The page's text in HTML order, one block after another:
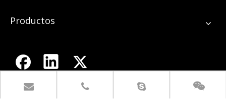
Productos
Tour por la fábrica